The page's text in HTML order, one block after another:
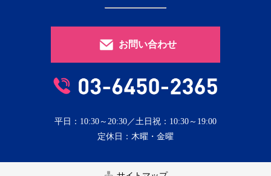
お問い合わせ
平日：10:30～20:30／土日祝：10:30～19:00
定休日：木曜・金曜